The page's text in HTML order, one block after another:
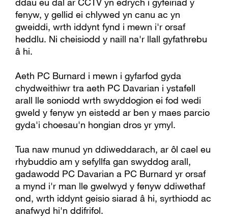
fenyw, y gellid ei chlywed yn canu ac yn
gweiddi, wrth iddynt fynd i mewn i'r orsaf
heddlu. Ni cheisiodd y naill na'r llall gyfathrebu
â hi.
Aeth PC Burnard i mewn i gyfarfod gyda
chydweithiwr tra aeth PC Davarian i ystafell
arall lle soniodd wrth swyddogion ei fod wedi
gweld y fenyw yn eistedd ar ben y maes parcio
gyda'i choesau'n hongian dros yr ymyl.
Tua naw munud yn ddiweddarach, ar ôl cael eu
rhybuddio am y sefyllfa gan swyddog arall,
gadawodd PC Davarian a PC Burnard yr orsaf
a mynd i'r man lle gwelwyd y fenyw ddiwethaf
ond, wrth iddynt geisio siarad â hi, syrthiodd ac
anafwyd hi'n ddifrifol.